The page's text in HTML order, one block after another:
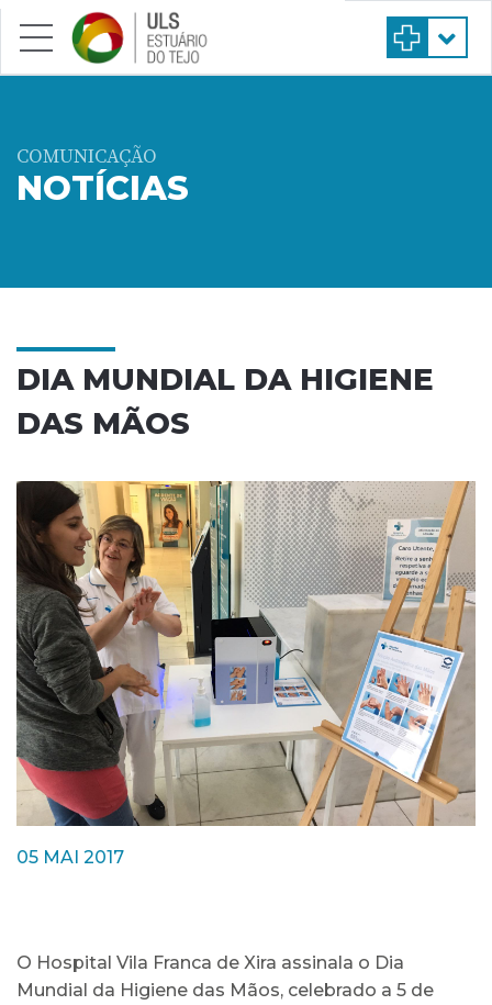
Saltar para conteúdo principal
COMUNICAÇÃO
NOTÍCIAS
DIA MUNDIAL DA HIGIENE
DAS MÃOS
05 MAI 2017
O Hospital Vila Franca de Xira assinala o Dia
Mundial da Higiene das Mãos, celebrado a 5 de